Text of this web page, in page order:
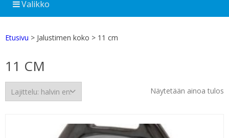
Valikko
Etusivu > Jalustimen koko > 11 cm
11 CM
Näytetään ainoa tulos